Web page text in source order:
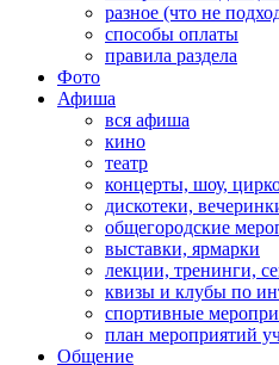
разное (что не
способы оплаты
правила раздела
Фото
Афиша
вся афиша
кино
театр
концерты, шоу,
дискотеки,
общегородские
выставки, ярмарки
лекции, тренинги,
квизы и клубы по
спортивные
план мероприятий
Общение